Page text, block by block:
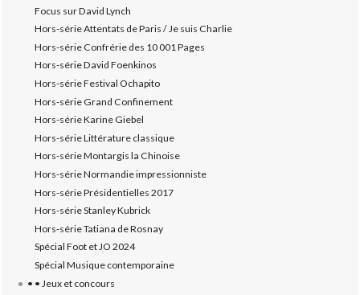
Focus sur David Lynch
Hors-série Attentats de Paris / Je suis Charlie
Hors-série Confrérie des 10 001 Pages
Hors-série David Foenkinos
Hors-série Festival Ochapito
Hors-série Grand Confinement
Hors-série Karine Giebel
Hors-série Littérature classique
Hors-série Montargis la Chinoise
Hors-série Normandie impressionniste
Hors-série Présidentielles 2017
Hors-série Stanley Kubrick
Hors-série Tatiana de Rosnay
Spécial Foot et JO 2024
Spécial Musique contemporaine
• • Jeux et concours